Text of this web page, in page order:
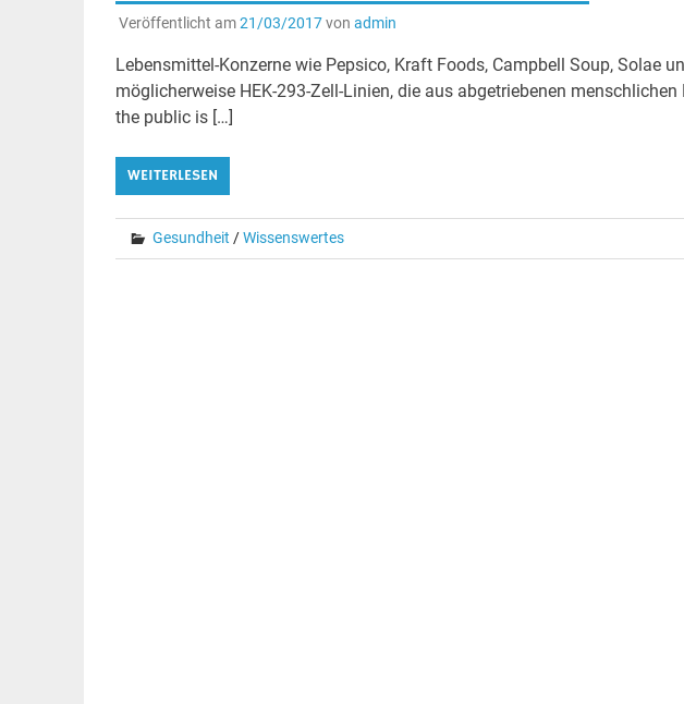
Veröffentlicht am21/03/2017von admin
Lebensmittel-Konzerne wie Pepsico, Kraft Foods, Campbell Soup, Solae
möglicherweise HEK-293-Zell-Linien, die aus abgetriebenen menschlichen
the public is […]
WEITERLESEN
Gesundheit /Wissenswertes